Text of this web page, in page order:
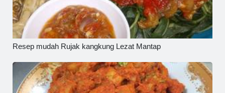
Resep mudah Rujak kangkung Lezat Mantap